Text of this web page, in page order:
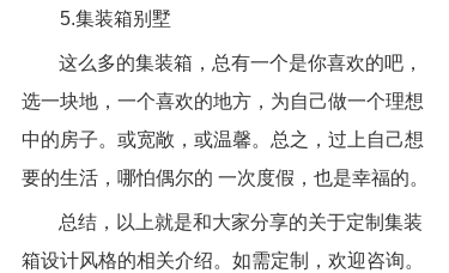
5.集装箱别墅
这么多的集装箱，总有一个是你喜欢的吧，
选一块地，一个喜欢的地方，为自己做一个理想
中的房子。或宽敞，或温馨。总之，过上自己想
要的生活，哪怕偶尔的 一次度假，也是幸福的。
总结，以上就是和大家分享的关于定制集装
箱设计风格的相关介绍。如需定制，欢迎咨询。